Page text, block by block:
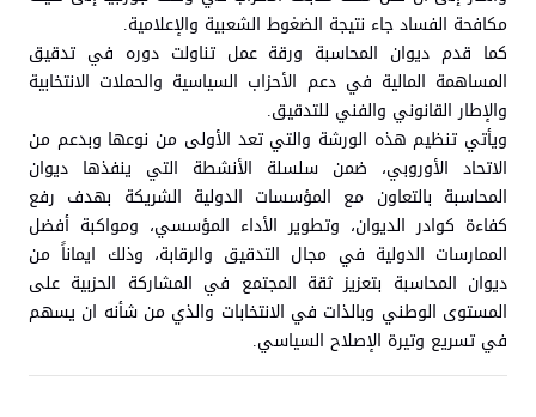
مكافحة الفساد جاء نتيجة الضغوط الشعبية والإعلامية.
كما قدم ديوان المحاسبة ورقة عمل تناولت دوره في تدقيق
المساهمة المالية في دعم الأحزاب السياسية والحملات الانتخابية
والإطار القانوني والفني للتدقيق.
ويأتي تنظيم هذه الورشة والتي تعد الأولى من نوعها وبدعم من
الاتحاد الأوروبي، ضمن سلسلة الأنشطة التي ينفذها ديوان
المحاسبة بالتعاون مع المؤسسات الدولية الشريكة بهدف رفع
كفاءة كوادر الديوان، وتطوير الأداء المؤسسي، ومواكبة أفضل
الممارسات الدولية في مجال التدقيق والرقابة، وذلك ايماناً من
ديوان المحاسبة بتعزيز ثقة المجتمع في المشاركة الحزبية على
المستوى الوطني وبالذات في الانتخابات والذي من شأنه ان يسهم
في تسريع وتيرة الإصلاح السياسي.